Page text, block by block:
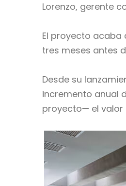
Lorenzo, gerente
El proyecto acaba
tres meses antes
Desde su
incremento anual
proyecto— el valor